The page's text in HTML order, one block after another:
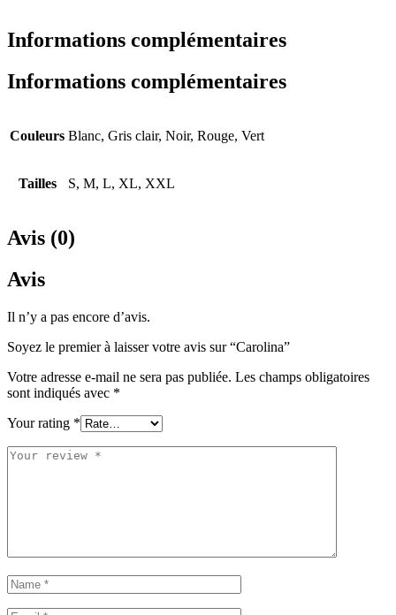
Informations complémentaires
Informations complémentaires
Couleurs Blanc, Gris clair, Noir, Rouge, Vert
Tailles S, M, L, XL, XXL
Avis (0)
Avis
Il n’y a pas encore d’avis.
Soyez le premier à laisser votre avis sur “Carolina”
Votre adresse e-mail ne sera pas publiée. Les champs obligatoires
sont indiqués avec *
Your rating *